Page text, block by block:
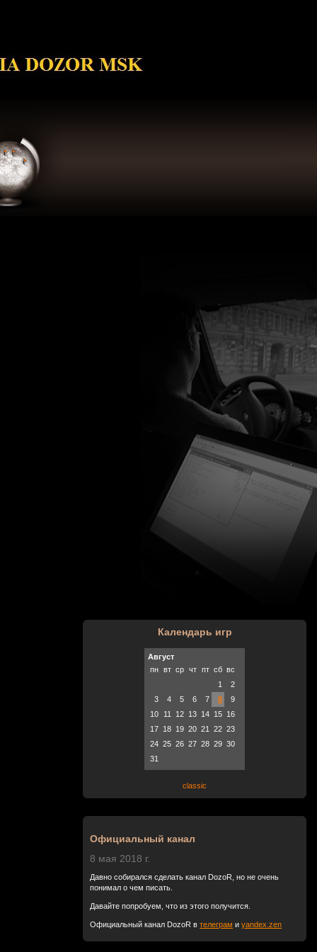
Календарь игр
Август
пн вт ср чт пт сб вс
1
2
3
4 5 6 7 8
9
10
11 12 13 14 15 16
17 18 19 20 21 22 23
24 25 26 27 28 29 30
31
classic
Официальный канал
8 мая 2018 г.
Давно собирался сделать канал DozoR, но не очень
понимал о чем писать.
Давайте попробуем, что из этого получится.
Официальный канал DozoR в телеграм и yandex.zen